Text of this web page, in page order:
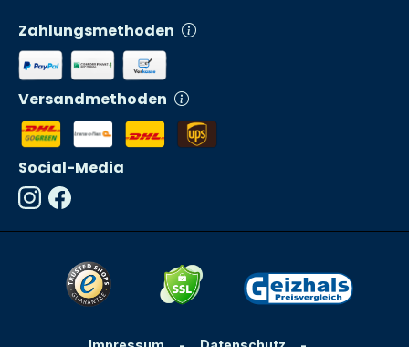
Zahlungsmethoden
Versandmethoden
Social-Media